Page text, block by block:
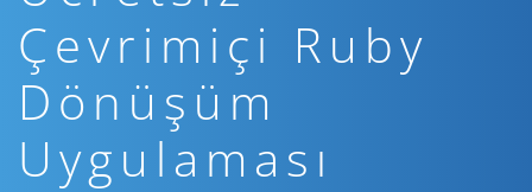
Çevrimiçi Ruby
Dönüşüm
Uygulaması